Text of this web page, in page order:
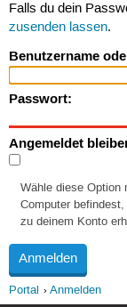
Falls du dein
zusenden lassen.
Benutzername
Passwort:
Angemeldet
Wähle diese Option
Computer
zu deinem Konto
Portal Anmelden